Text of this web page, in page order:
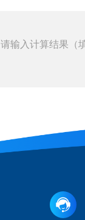
请输入计算结果（